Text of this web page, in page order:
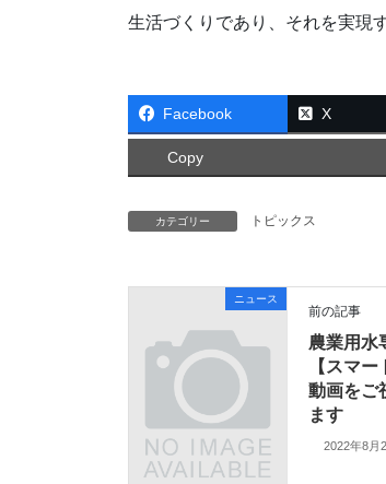
生活づくりであり、それを実現
Facebook X
Copy
カテゴリー トピックス
ニュース
前の記事
農業用水
【スマ
動画をご
ます
2022年8月